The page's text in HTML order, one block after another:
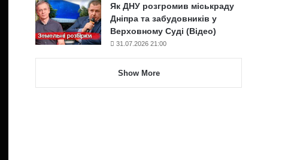
Як ДНУ розгромив міськраду
Дніпра та забудовників у
Верховному Суді (Відео)
31.07.2026 21:00
Show More